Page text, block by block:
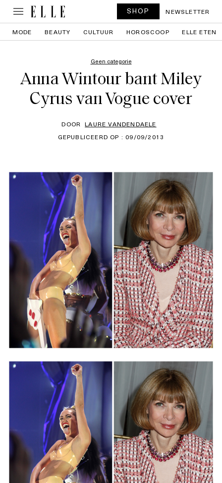
SHOP NEWSLETTER
MODE BEAUTY CULTUUR HOROSCOOP ELLE ETEN
Geen categorie
Anna Wintour bant Miley
Cyrus van Vogue cover
DOOR LAURE VANDENDAELE
GEPUBLICEERD OP : 09/09/2013